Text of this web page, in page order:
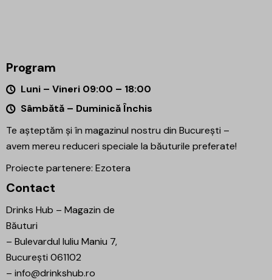
Program
Luni – Vineri 09:00 – 18:00
Sâmbătă – Duminică Închis
Te așteptăm și în magazinul nostru din București –
avem mereu reduceri speciale la băuturile preferate!
Proiecte partenere: Ezotera
Contact
Drinks Hub – Magazin de
Băuturi
– Bulevardul Iuliu Maniu 7,
București 061102
– info@drinkshub.ro